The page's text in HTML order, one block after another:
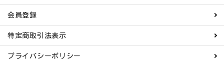
会員登録
特定商取引法表示
プライバシーポリシー